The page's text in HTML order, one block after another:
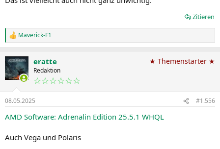
Zitieren
R
e
k
t
i
n
e
n
:
Maverick-F1
eratte
Redaktion
☆☆☆☆☆☆
★ Themenstarter ★
08.05.2025 #1.556
AMD Software: Adrenalin Edition 25.5.1 WHQL
Auch Vega und Polaris